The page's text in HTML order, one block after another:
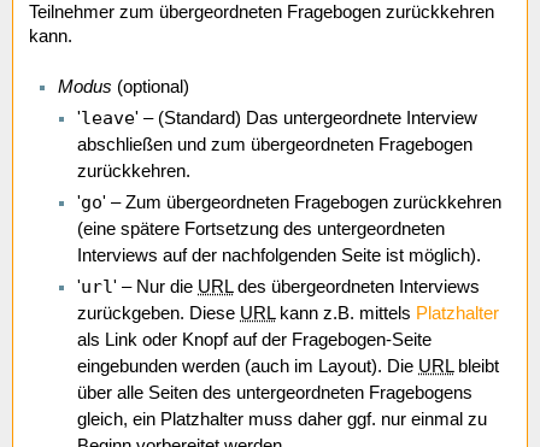
Teilnehmer zum übergeordneten Fragebogen zurückkehren
kann.
Modus (optional)
'leave' – (Standard) Das untergeordnete Interview
abschließen und zum übergeordneten Fragebogen
zurückkehren.
'go' – Zum übergeordneten Fragebogen zurückkehren
(eine spätere Fortsetzung des untergeordneten
Interviews auf der nachfolgenden Seite ist möglich).
'url' – Nur die URLdes übergeordneten Interviews
zurückgeben. Diese URLkann z.B. mittels Platzhalter
als Link oder Knopf auf der Fragebogen-Seite
eingebunden werden (auch im Layout). Die URLbleibt
über alle Seiten des untergeordneten Fragebogens
gleich, ein Platzhalter muss daher ggf. nur einmal zu